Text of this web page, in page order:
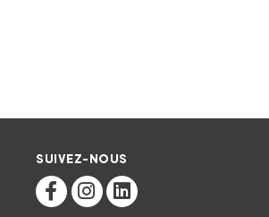
SUIVEZ-NOUS